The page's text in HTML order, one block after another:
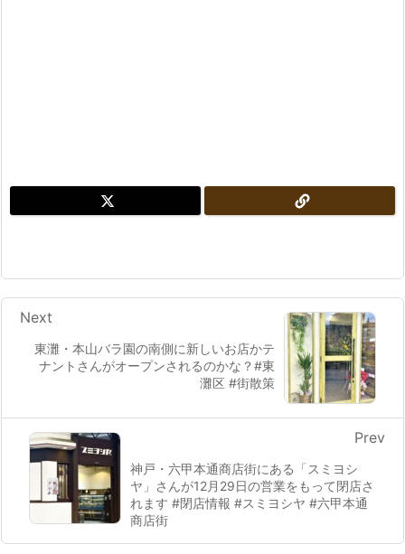
東灘・本山バラ園の南側に新しいお店かテ
ナントさんがオープンされるのかな？#東
灘区 #街散策
Next
神戸・六甲本通商店街にある「スミヨシ
ヤ」さんが12月29日の営業をもって閉店さ
れます #閉店情報 #スミヨシヤ #六甲本通
商店街
Prev